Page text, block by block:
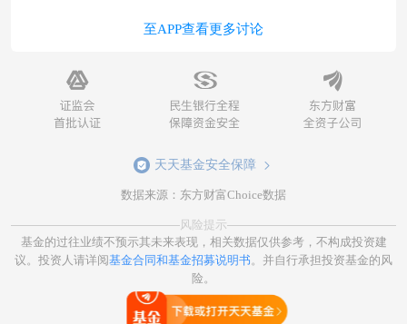
至APP查看更多讨论
天天基金安全保障
数据来源：东方财富Choice数据
风险提示
基金的过往业绩不预示其未来表现，相关数据仅供参考，不构成投资建
议。投资人请详阅基金合同和基金招募说明书。并自行承担投资基金的风
险。
打开天天基金